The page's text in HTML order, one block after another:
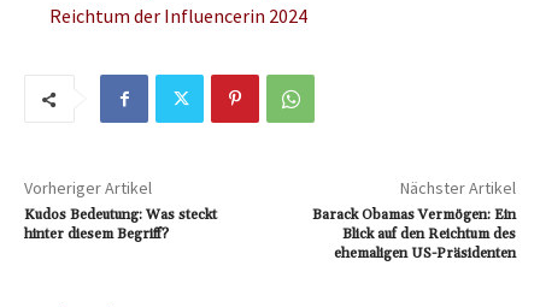
Reichtum der Influencerin 2024
Vorheriger Artikel
Kudos Bedeutung: Was steckt
hinter diesem Begriff?
Nächster Artikel
Barack Obamas Vermögen: Ein
Blick auf den Reichtum des
ehemaligen US-Präsidenten